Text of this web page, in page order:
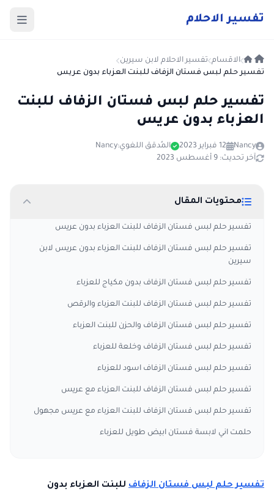
تفسير الاحلام
الاقسام تفسير الاحلام لابن سيرين
تفسير حلم لبس فستان الزفاف للبنت العزباء بدون عريس
تفسير حلم لبس فستان الزفاف للبنت
العزباء بدون عريس
Nancy 12 فبراير 2023 المُدقق اللغوي:Nancy
آخر تحديث: 9 أغسطس 2023
محتويات المقال
تفسير حلم لبس فستان الزفاف للبنت العزباء بدون عريس
تفسير حلم لبس فستان الزفاف للبنت العزباء بدون عريس لابن
سيرين
تفسير حلم لبس فستان الزفاف بدون مكياج للعزباء
تفسير حلم لبس فستان الزفاف للبنت العزباء والرقص
تفسير حلم لبس فستان الزفاف والحزن للبنت العزباء
تفسير حلم لبس فستان الزفاف وخلعة للعزباء
تفسير حلم لبس فستان الزفاف اسود للعزباء
تفسير حلم لبس فستان الزفاف للبنت العزباء مع عريس
تفسير حلم لبس فستان الزفاف للبنت العزباء مع عريس مجهول
حلمت اني لابسة فستان ابيض طويل للعزباء
تفسير حلم لبس فستان الزفاف للبنت العزباء بدون